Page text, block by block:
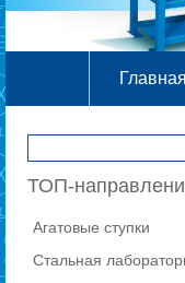
Главная
ТОП-
Агатовые ступки
Стальная